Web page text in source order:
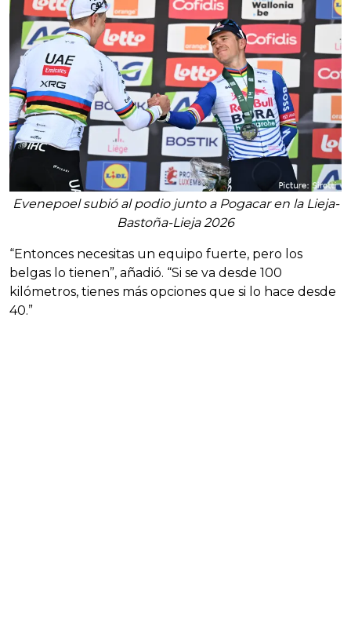
Evenepoel subió al podio junto a Pogacar en la Lieja-
Bastoña-Lieja 2026
“Entonces necesitas un equipo fuerte, pero los
belgas lo tienen”, añadió. “Si se va desde 100
kilómetros, tienes más opciones que si lo hace desde
40.”